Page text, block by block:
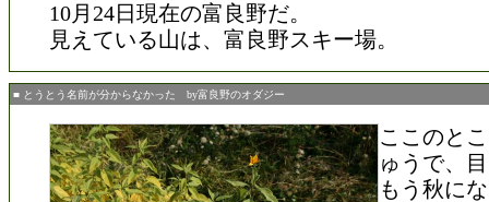
10月24日現在の富良野だ。
見えている山は、富良野スキー場。
■ とうとう名前が分からなかった by富良野のオダジー
ここのと
ゅうで、
もう秋に